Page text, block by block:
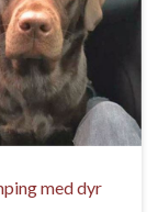
med dyr